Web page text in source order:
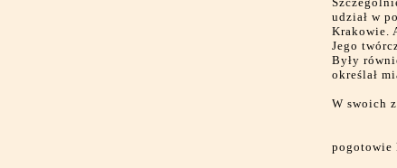
udział w
Krakowie.
Jego
Były
określał
W swoich
pogotowie